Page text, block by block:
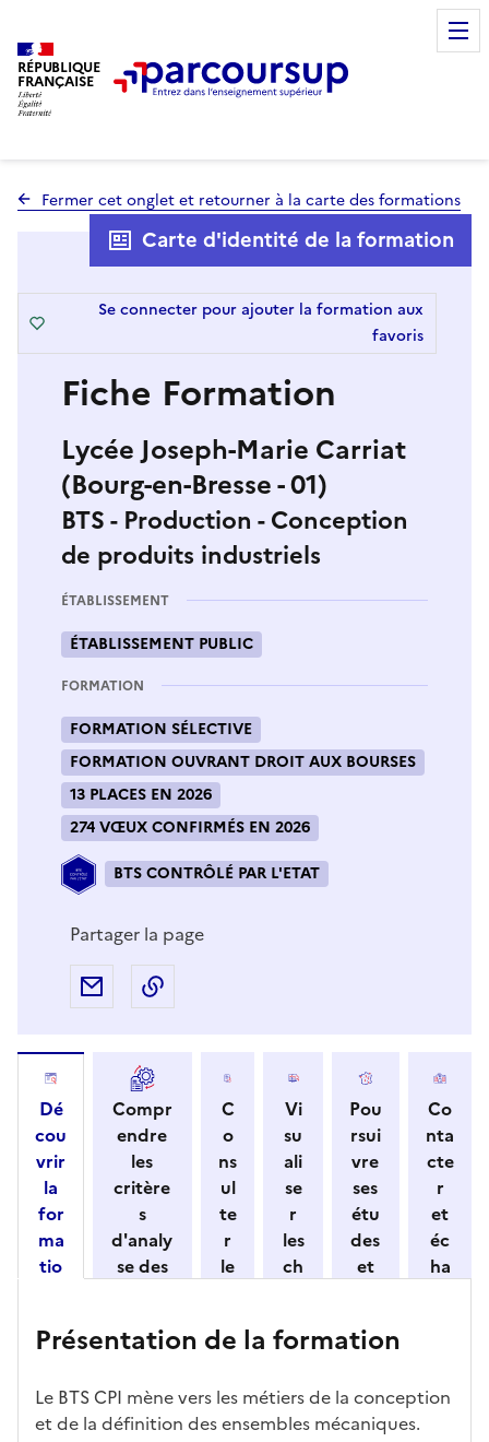
RÉPUBLIQUE
FRANÇAISE
Fermer cet onglet et retourner à la carte des formations
Fiche Formation
Lycée Joseph-Marie Carriat
(Bourg-en-Bresse - 01)
BTS - Production - Conception
de produits industriels
Carte d'identité de la formation
Se connecter pour ajouter la formation aux
favoris
ÉTABLISSEMENT
ÉTABLISSEMENT PUBLIC
FORMATION
FORMATION SÉLECTIVE
FORMATION OUVRANT DROIT AUX BOURSES
13 PLACES EN 2026
274 VŒUX CONFIRMÉS EN 2026
BTS CONTRÔLÉ PAR L'ETAT
Partager la page
Partager par e-mail
Dé
cou
vrir
la
for
ma
tio
ses
act
éris
Compr
endre
les
critère
s
d'analy
se des
par
ssemen
t
C
o
ns
ul
te
r
le
o
ali
té
Vi
su
ali
se
r
les
ch
s
ac
cè
Pou
rsui
vre
ses
étu
des
et
re
dé
bo
Co
nta
cte
r
et
éc
ha
l'ét
Présentation de la formation
Le BTS CPI mène vers les métiers de la conception
et de la définition des ensembles mécaniques.